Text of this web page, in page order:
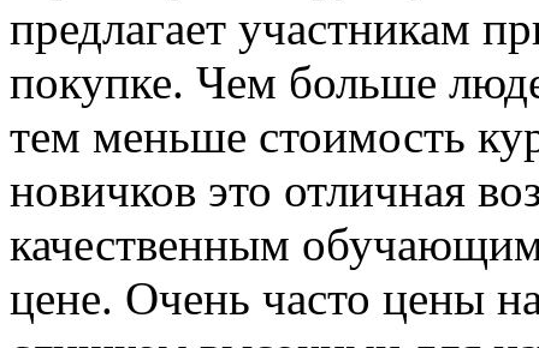
предлагает участникам
покупке. Чем больше
тем меньше стоимость
новичков это отличная
качественным
цене. Очень часто цены